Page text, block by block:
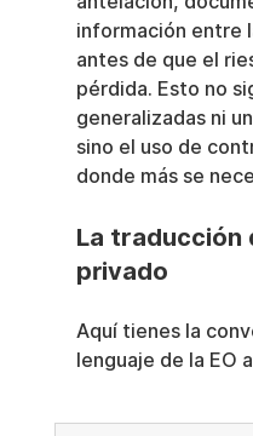
información entre
antes de que el
pérdida. Esto no
generalizadas ni
sino el uso de
donde más se
La traducción
privado
Aquí tienes la
lenguaje de la EO